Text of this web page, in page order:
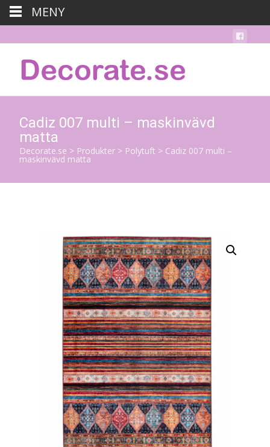
Cadiz 007 multi – maskinvävd
matta
Decorate.se > Produkter > Polytuft > Cadiz 007 multi –
maskinvävd matta
MENY